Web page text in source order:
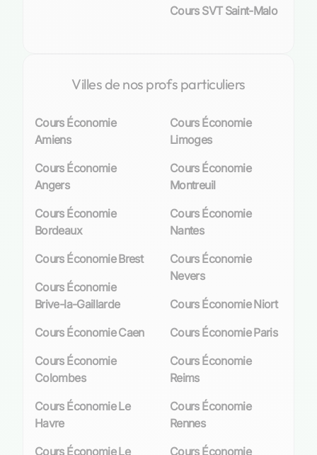
malouines nosprofesseurs compétents,
économique. Chaque enseignant propose une
méthode adaptée au profil de son élève, qu’il
s’agisse d’une aide méthodologique ponctuelle
ou d’un accompagnement régulier tout au long
de l’année scolaire.
L’éventail de cours couvre tous les niveaux – du
collégien curieux aux étudiants universitaires
offrir un enseignement personnalisé qui répond
précisément aux besoins individuels. Ainsi,
chaque parcours est unique car il est co-
construit entre l’élève, sa famille et leprofesseur
particulierchoisi.
Avantages des cours particuliers
d’économie pour les élèves Malouins
Personnalisation de l’enseignement
La personnalisation est le maître-motqui
Cours SVT Saint-Malo
Villes de nos profs particuliers
Cours Économie
Amiens
Cours Économie
Angers
Cours Économie
Bordeaux
Cours Économie Brest
Cours Économie
Brive-la-Gaillarde
Cours Économie Caen
Cours Économie
Colombes
Cours Économie Le
Havre
Cours Économie Le
Cours Économie
Limoges
Cours Économie
Montreuil
Cours Économie
Nantes
Cours Économie
Nevers
Cours Économie Niort
Cours Économie Paris
Cours Économie
Reims
Cours Économie
Rennes
Cours Économie